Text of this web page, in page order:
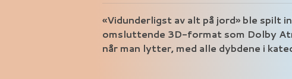
«Vidunderligst av alt på jord» ble spilt
omsluttende 3D-format som Dolby
når man lytter, med alle dybdene i